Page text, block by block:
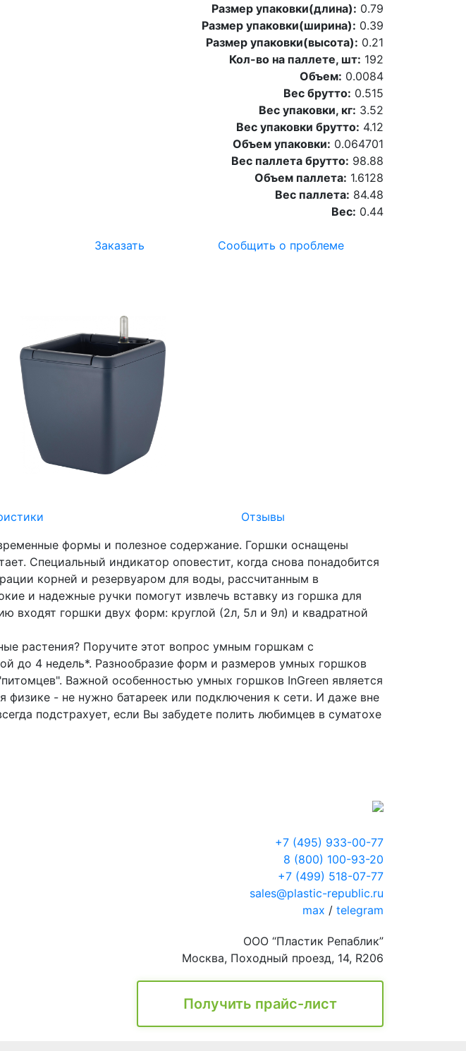
Размер упаковки(длина): 0.79
Размер упаковки(ширина): 0.39
Размер упаковки(высота): 0.21
Кол-во на паллете, шт: 192
Объем: 0.0084
Вес брутто: 0.515
Вес упаковки, кг: 3.52
Вес упаковки брутто: 4.12
Объем упаковки: 0.064701
Вес паллета брутто: 98.88
Объем паллета: 1.6128
Вес паллета: 84.48
Вес: 0.44
Заказать Сообщить о проблеме
Отзывы
формы и полезное содержание. Горшки оснащены
Специальный индикатор оповестит, когда снова понадобится
корней и резервуаром для воды, рассчитанным в
и надежные ручки помогут извлечь вставку из горшка для
входят горшки двух форм: круглой (2л, 5л и 9л) и квадратной
растения? Поручите этот вопрос умным горшкам с
до 4 недель*. Разнообразие форм и размеров умных горшков
Важной особенностью умных горшков InGreen является
физике - не нужно батареек или подключения к сети. И даже вне
подстрахует, если Вы забудете полить любимцев в суматохе
+7 (495) 933-00-77
8 (800) 100-93-20
+7 (499) 518-07-77
sales@plastic-republic.ru
max / telegram
ООО “Пластик Репаблик”
Москва, Походный проезд, 14, R206
Получить прайс-лист